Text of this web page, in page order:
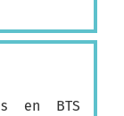
en BTS